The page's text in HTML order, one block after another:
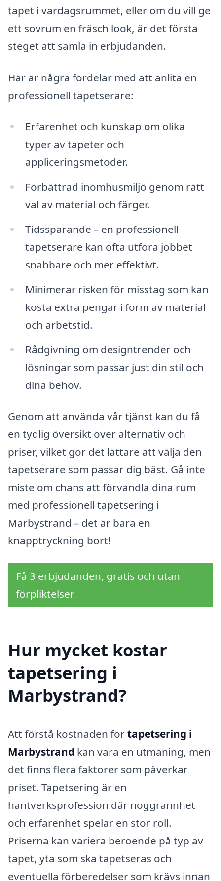
tapet i vardagsrummet, eller om du vill ge
ett sovrum en fräsch look, är det första
steget att samla in erbjudanden.
Här är några fördelar med att anlita en
professionell tapetserare:
Erfarenhet och kunskap om olika
typer av tapeter och
appliceringsmetoder.
Förbättrad inomhusmiljö genom rätt
val av material och färger.
Tidssparande – en professionell
tapetserare kan ofta utföra jobbet
snabbare och mer effektivt.
Minimerar risken för misstag som kan
kosta extra pengar i form av material
och arbetstid.
Rådgivning om designtrender och
lösningar som passar just din stil och
dina behov.
Genom att använda vår tjänst kan du få
en tydlig översikt över alternativ och
priser, vilket gör det lättare att välja den
tapetserare som passar dig bäst. Gå inte
miste om chans att förvandla dina rum
med professionell tapetsering i
Marbystrand – det är bara en
knapptryckning bort!
Få 3 erbjudanden, gratis och utan
förpliktelser
Hur mycket kostar
tapetsering i
Marbystrand?
Att förstå kostnaden förtapetsering i
Marbystrand kan vara en utmaning, men
det finns flera faktorer som påverkar
priset. Tapetsering är en
hantverksprofession där noggrannhet
och erfarenhet spelar en stor roll.
Priserna kan variera beroende på typ av
tapet, yta som ska tapetseras och
eventuella förberedelser som krävs innan